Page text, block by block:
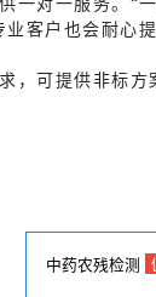
一对一服务。“
客户也会耐心
，可提供非标方
中药农残检测